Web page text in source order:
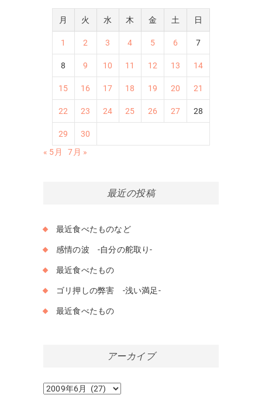
月 火 水 木 金 土 日
1 2 3 4 5 6 7
8 9 10 11 12 13 14
15 16 17 18 19 20 21
22 23 24 25 26 27 28
29
30
« 5月
7月 »
最近の投稿
最近食べたものなど
感情の波 -自分の舵取り-
最近食べたもの
ゴリ押しの弊害 -浅い満足-
最近食べたもの
アーカイブ
ア